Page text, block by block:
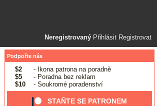
Neregistrovaný Přihlásit Registrovat
Podpořte nás
$2
- Ikona patrona na poradně
$5
- Poradna bez reklam
$10
- Soukromé poradenství
STAŇTE SE PATRONEM